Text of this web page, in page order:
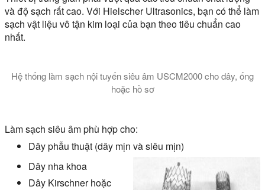
và độ sạch rất cao. Với Hielscher Ultrasonics, bạn có thể làm
sạch vật liệu vô tận kim loại của bạn theo tiêu chuẩn cao
nhất.
Hệ thống làm sạch nội tuyến siêu âm USCM2000 cho dây, ống
hoặc hồ sơ
Làm sạch siêu âm phù hợp cho:
Dây phẫu thuật (dây mịn và siêu mịn)
Dây nha khoa
Dây Kirschner hoặc